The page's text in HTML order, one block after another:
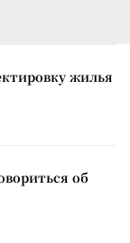
жилья
об